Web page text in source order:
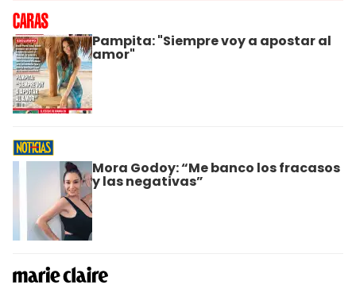
Pampita: "Siempre voy a apostar al
amor"
Mora Godoy: “Me banco los fracasos
y las negativas”